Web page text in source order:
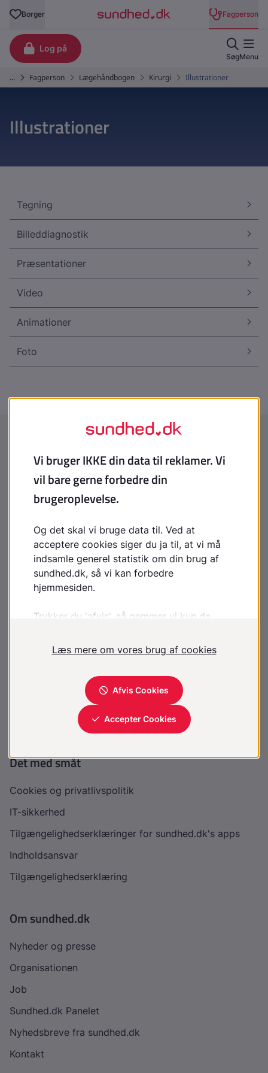
Illustrationer
Tegning
Billeddiagnostik
Præsentationer
Video
Animationer
Foto